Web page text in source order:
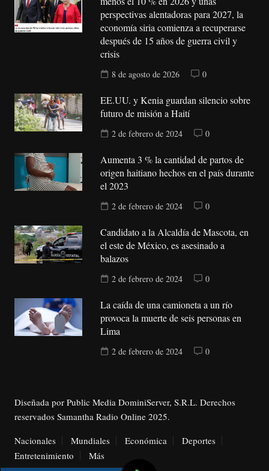
perspectivas alentadoras para 2027, la
economía siria comienza a recuperarse
después de 15 años de guerra civil y
crisis
8 de agosto de 2026 0
EE.UU. y Kenia guardan silencio sobre
futuro de misión a Haití
2 de febrero de 2024 0
Aumenta 3 % la cantidad de partos de
origen haitiano hechos en el país durante
el 2023
2 de febrero de 2024 0
Candidato a la Alcaldía de Mascota, en
el este de México, es asesinado a
balazos
2 de febrero de 2024 0
La caída de una camioneta a un río
provoca la muerte de seis personas en
Lima
2 de febrero de 2024 0
Diseñada por Public Media DominiServer, S.R.L. Derechos
reservados Samantha Radio Online 2025.
Nacionales
Mundiales Económica
Deportes
Entretenimiento
Más